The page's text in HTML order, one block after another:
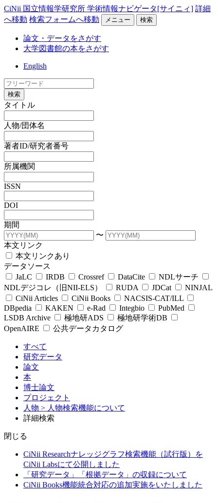
CiNii 国立情報学研究所 学術情報ナビゲータ[サイニィ] 詳細
へ移動 検索フォームへ移動 メニュー 検索
論文・データをさがす
大学図書館の本をさがす
English
検索
タイトル
人物/団体名
著者ID/研究者番号
所属機関
ISSN
DOI
期間
〜
本文リンク
本文リンクあり
データソース
JaLC
IRDB Crossref DataCite
NDLサーチ
NDLデジコレ（旧NII-ELS）
RUDA JDCat
NINJAL
CiNii Articles
CiNii Books
NACSIS-CAT/ILL
DBpedia
KAKEN e-Rad Integbio
PubMed
LSDB Archive
極地研ADS
極地研学術DB
OpenAIRE
公共データカタログ
すべて
研究データ
論文
本
博士論文
プロジェクト
人物 > 人物検索機能について
詳細検索
閉じる
CiNii Researchナレッジグラフ検索機能（試行版）を
CiNii Labsにて公開しました
「研究データ」「根拠データ」の収録について
CiNii Books機能統合対応の追加実施をいたしました